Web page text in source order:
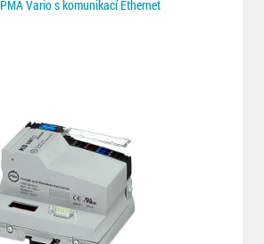
PMA Vario s komunikací Ethernet